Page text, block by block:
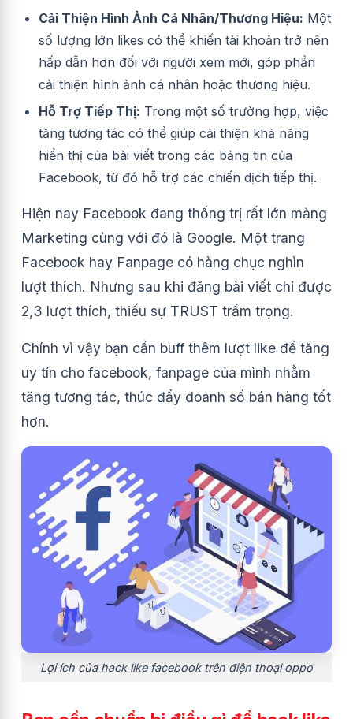
Cải Thiện Hình Ảnh Cá Nhân/Thương Hiệu: Một
số lượng lớn likes có thể khiến tài khoản trở nên
hấp dẫn hơn đối với người xem mới, góp phần
cải thiện hình ảnh cá nhân hoặc thương hiệu.
Hỗ Trợ Tiếp Thị: Trong một số trường hợp, việc
tăng tương tác có thể giúp cải thiện khả năng
hiển thị của bài viết trong các bảng tin của
Facebook, từ đó hỗ trợ các chiến dịch tiếp thị.
Hiện nay Facebook đang thống trị rất lớn mảng
Marketing cùng với đó là Google. Một trang
Facebook hay Fanpage có hàng chục nghìn
lượt thích. Nhưng sau khi đăng bài viết chỉ được
2,3 lượt thích, thiếu sự TRUST trầm trọng.
Chính vì vậy bạn cần buff thêm lượt like để tăng
uy tín cho facebook, fanpage của mình nhằm
tăng tương tác, thúc đẩy doanh số bán hàng tốt
hơn.
Lợi ích của hack like facebook trên điện thoại oppo